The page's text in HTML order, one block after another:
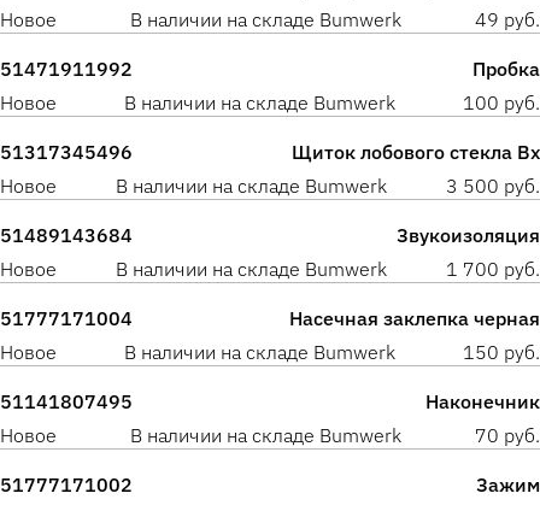
Новое
В наличии на складе Bumwerk 49 руб.
51471911992
Пробка
Новое
В наличии на складе Bumwerk 100 руб.
51317345496
Щиток лобового стекла Вх
Новое
В наличии на складе Bumwerk 3 500 руб.
51489143684
Звукоизоляция
Новое
В наличии на складе Bumwerk 1 700 руб.
51777171004
Насечная заклепка черная
Новое
В наличии на складе Bumwerk 150 руб.
51141807495
Наконечник
Новое
В наличии на складе Bumwerk 70 руб.
51777171002
Зажим